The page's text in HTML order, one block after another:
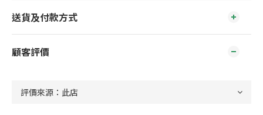
送貨及付款方式
顧客評價